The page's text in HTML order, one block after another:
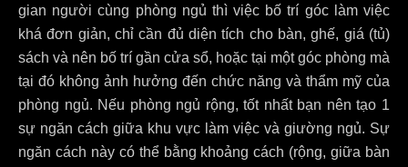
gian người cùng phòng ngủ thì việc bố trí góc làm việc
khá đơn giản, chỉ cần đủ diện tích cho bàn, ghế, giá (tủ)
sách và nên bố trí gần cửa sổ, hoặc tại một góc phòng mà
tại đó không ảnh hưởng đến chức năng và thẩm mỹ của
phòng ngủ. Nếu phòng ngủ rộng, tốt nhất bạn nên tạo 1
sự ngăn cách giữa khu vực làm việc và giường ngủ. Sự
ngăn cách này có thể bằng khoảng cách (rộng, giữa bàn